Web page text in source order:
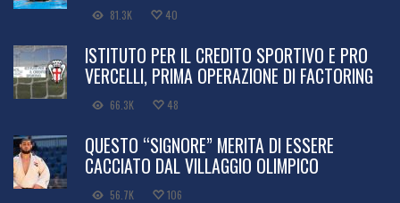
81.3K 40
ISTITUTO PER IL CREDITO SPORTIVO E PRO
VERCELLI, PRIMA OPERAZIONE DI FACTORING
66.3K 48
QUESTO “SIGNORE” MERITA DI ESSERE
CACCIATO DAL VILLAGGIO OLIMPICO
56.7K 106